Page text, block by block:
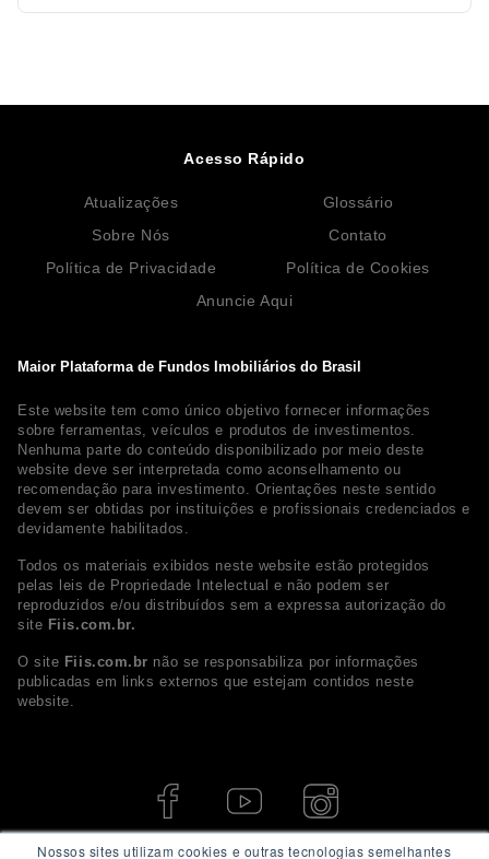
Nossos sites utilizam cookies e outras tecnologias semelhantes
Maior Plataforma de Fundos Imobiliários do Brasil
Este website tem como único objetivo fornecer informações
sobre ferramentas, veículos e produtos de investimentos.
Nenhuma parte do conteúdo disponibilizado por meio deste
website deve ser interpretada como aconselhamento ou
recomendação para investimento. Orientações neste sentido
devem ser obtidas por instituições e profissionais credenciados e
devidamente habilitados.
Todos os materiais exibidos neste website estão protegidos
pelas leis de Propriedade Intelectual e não podem ser
reproduzidos e/ou distribuídos sem a expressa autorização do
site Fiis.com.br.
O site Fiis.com.br não se responsabiliza por informações
publicadas em links externos que estejam contidos neste
website.
Acesso Rápido
Atualizações
Glossário
Sobre Nós
Contato
Política de Privacidade
Política de Cookies
Anuncie Aqui